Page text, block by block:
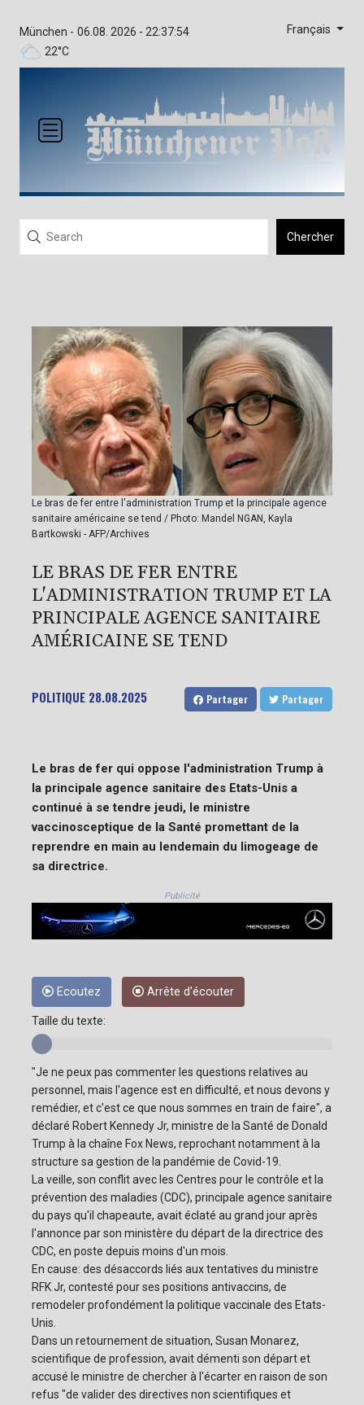
München -
22°C
06.08. 2026 - 22:37:54 Français
Chercher
Le bras de fer entre l'administration Trump et la principale agence
sanitaire américaine se tend / Photo: Mandel NGAN, Kayla
Bartkowski - AFP/Archives
LE BRAS DE FER ENTRE
L'ADMINISTRATION TRUMP ET LA
PRINCIPALE AGENCE SANITAIRE
AMÉRICAINE SE TEND
POLITIQUE 28.08.2025 Partager Partager
Le bras de fer qui oppose l'administration Trump à
la principale agence sanitaire des Etats-Unis a
continué à se tendre jeudi, le ministre
vaccinosceptique de la Santé promettant de la
reprendre en main au lendemain du limogeage de
sa directrice.
Publicité
Ecoutez Arrête d'écouter
Taille du texte:
"Je ne peux pas commenter les questions relatives au
personnel, mais l'agence est en difficulté, et nous devons y
remédier, et c'est ce que nous sommes en train de faire", a
déclaré Robert Kennedy Jr, ministre de la Santé de Donald
Trump à la chaîne Fox News, reprochant notamment à la
structure sa gestion de la pandémie de Covid-19.
La veille, son conflit avec les Centres pour le contrôle et la
prévention des maladies (CDC), principale agence sanitaire
du pays qu'il chapeaute, avait éclaté au grand jour après
l'annonce par son ministère du départ de la directrice des
CDC, en poste depuis moins d'un mois.
En cause: des désaccords liés aux tentatives du ministre
RFK Jr, contesté pour ses positions antivaccins, de
remodeler profondément la politique vaccinale des Etats-
Unis.
Dans un retournement de situation, Susan Monarez,
scientifique de profession, avait démenti son départ et
accusé le ministre de chercher à l'écarter en raison de son
refus "de valider des directives non scientifiques et